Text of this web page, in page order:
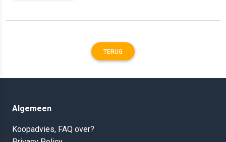
TERUG
Algemeen
Koopadvies, FAQ over?